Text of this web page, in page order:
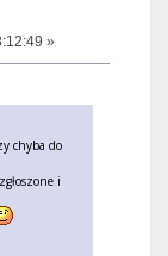
»
chyba do
i